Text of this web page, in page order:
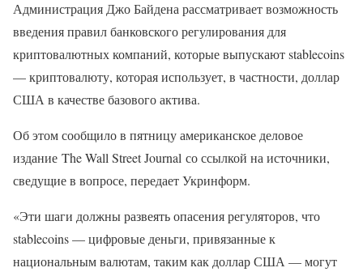
Администрация Джо Байдена рассматривает возможность
введения правил банковского регулирования для
криптовалютных компаний, которые выпускают stablecoins
— криптовалюту, которая использует, в частности, доллар
США в качестве базового актива.
Об этом сообщило в пятницу американское деловое
издание The Wall Street Journal со ссылкой на источники,
сведущие в вопросе, передает Укринформ.
«Эти шаги должны развеять опасения регуляторов, что
stablecoins — цифровые деньги, привязанные к
национальным валютам, таким как доллар США — могут